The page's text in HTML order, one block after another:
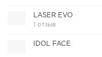
LASER EVO
1 отзыв
IDOL FACE